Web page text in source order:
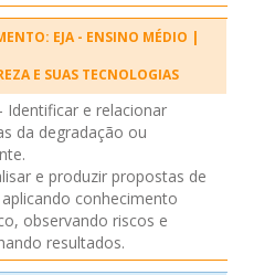
EJA - ENSINO MÉDIO |
E SUAS TECNOLOGIAS
Identificar e relacionar
da degradação ou
e produzir propostas de
conhecimento
observando riscos e
resultados.